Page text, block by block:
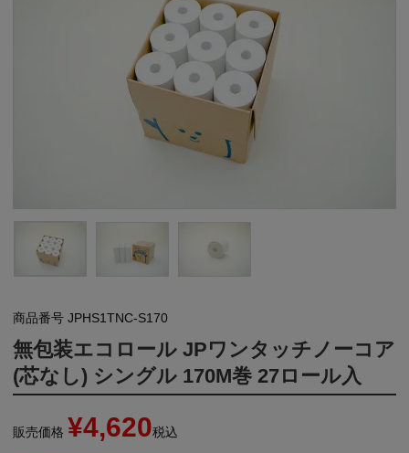
商品番号 JPHS1TNC-S170
無包装エコロール JPワンタッチノーコア
(芯なし) シングル 170M巻 27ロール入
販売価格 ¥4,620税込